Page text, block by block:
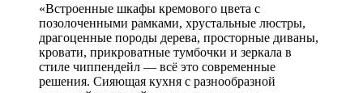
«Встроенные шкафы кремового цвета с
позолоченными рамками, хрустальные люстры,
драгоценные породы дерева, просторные диваны,
кровати, прикроватные тумбочки и зеркала в
стиле чиппендейл — всё это современные
решения. Сияющая кухня с разнообразной